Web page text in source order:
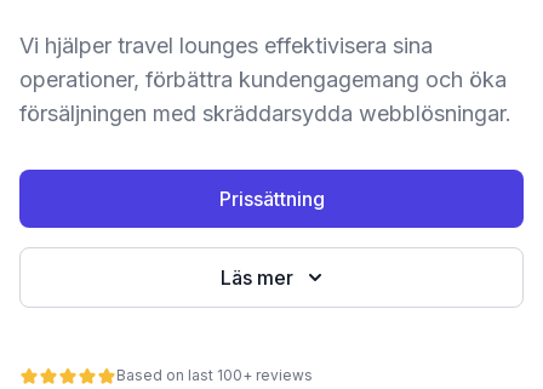
Vi hjälper travel lounges effektivisera sina
operationer, förbättra kundengagemang och öka
försäljningen med skräddarsydda webblösningar.
Prissättning
Läs mer
Based on last 100+ reviews